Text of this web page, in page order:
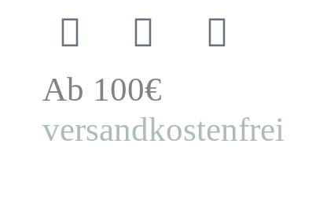
Ab 100€
versandkostenfrei